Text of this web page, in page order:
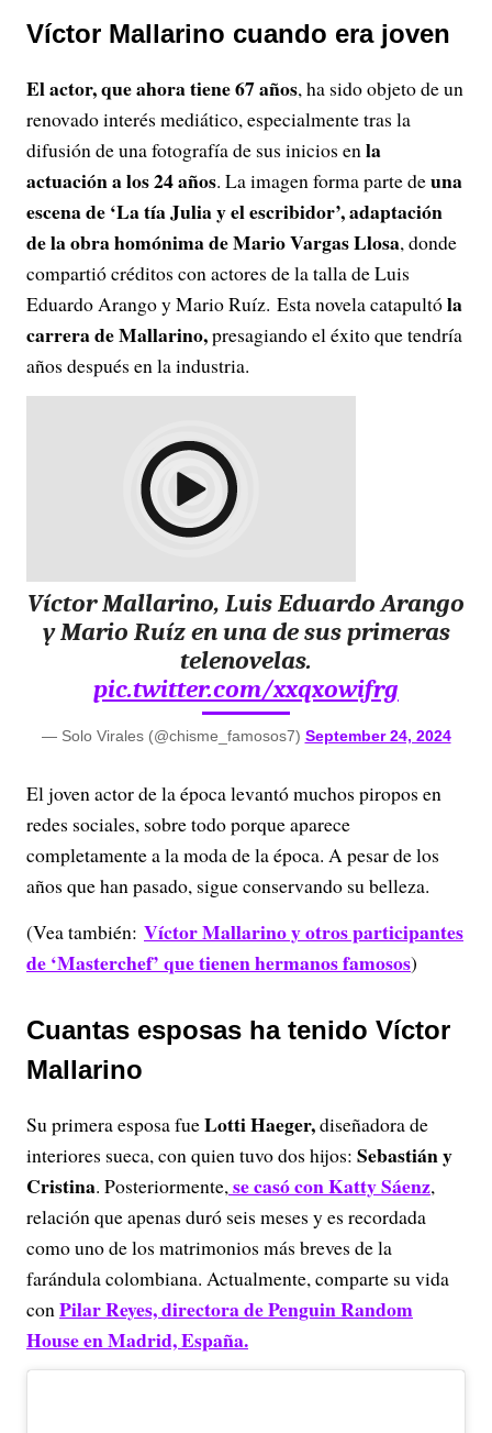
Víctor Mallarino cuando era joven
El actor, que ahora tiene 67 años, ha sido objeto de un
renovado interés mediático, especialmente tras la
difusión de una fotografía de sus inicios enla
actuación a los 24 años. La imagen forma parte deuna
escena de ‘La tía Julia y el escribidor’, adaptación
de la obra homónima de Mario Vargas Llosa, donde
compartió créditos con actores de la talla de Luis
Eduardo Arango y Mario Ruíz. Esta novela catapultóla
carrera de Mallarino,presagiando el éxito que tendría
años después en la industria.
Víctor Mallarino, Luis Eduardo Arango
y Mario Ruíz en una de sus primeras
telenovelas.
pic.twitter.com/xxqxowifrg
— Solo Virales (@chisme_famosos7) September 24, 2024
El joven actor de la época levantó muchos piropos en
redes sociales, sobre todo porque aparece
completamente a la moda de la época. A pesar de los
años que han pasado, sigue conservando su belleza.
(Vea también: Víctor Mallarino y otros participantes
de ‘Masterchef’ que tienen hermanos famosos)
Cuantas esposas ha tenido Víctor
Mallarino
Su primera esposa fueLotti Haeger,diseñadora de
interiores sueca, con quien tuvo dos hijos: Sebastián y
Cristina. Posteriormente,se casó con Katty Sáenz,
relación que apenas duró seis meses y es recordada
como uno de los matrimonios más breves de la
farándula colombiana. Actualmente, comparte su vida
conPilar Reyes, directora de Penguin Random
House en Madrid, España.